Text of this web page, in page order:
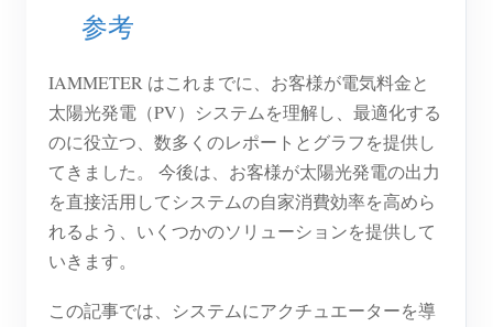
FAQ
ブログ
IAMMETER 活動
App Store
サイトを探す
PVランキング
会社情報
参考
IAMMETER はこれまでに、お客様が電気料金と
太陽光発電（PV）システムを理解し、最適化する
のに役立つ、数多くのレポートとグラフを提供し
てきました。 今後は、お客様が太陽光発電の出力
を直接活用してシステムの自家消費効率を高めら
れるよう、いくつかのソリューションを提供して
いきます。
この記事では、システムにアクチュエーターを導